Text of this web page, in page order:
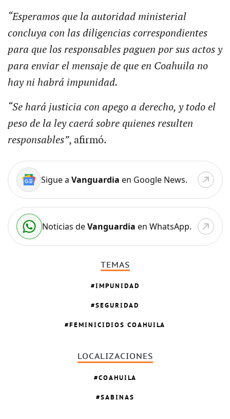
“Esperamos que la autoridad ministerial
concluya con las diligencias correspondientes
para que los responsables paguen por sus actos y
para enviar el mensaje de que en Coahuila no
hay ni habrá impunidad.
“Se hará justicia con apego a derecho, y todo el
peso de la ley caerá sobre quienes resulten
responsables”, afirmó.
Sigue a Vanguardia en Google News.
Noticias deVanguardia en WhatsApp.
TEMAS
IMPUNIDAD
SEGURIDAD
FEMINICIDIOS COAHUILA
LOCALIZACIONES
COAHUILA
SABINAS